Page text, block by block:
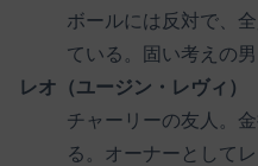
ボールには反対で、
ている。固い考えの男
レオ（ユージン・レヴィ）
チャーリーの友人。
る。オーナーとして